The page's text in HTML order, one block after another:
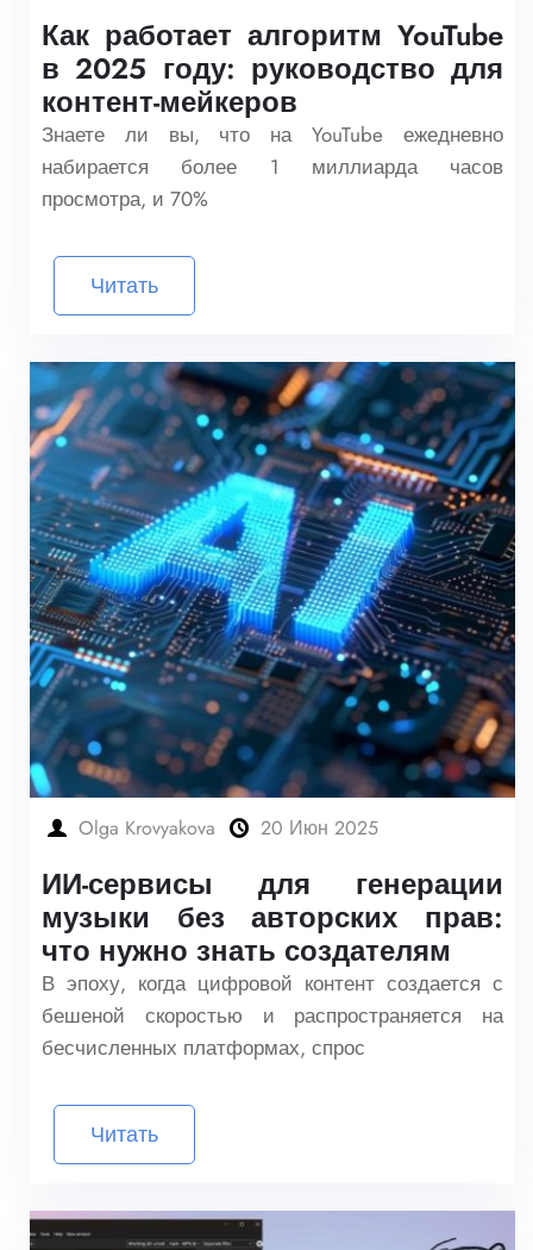
Как работает алгоритм YouTube
в 2025 году: руководство для
контент-мейкеров
Знаете ли вы, что на YouTube ежедневно
набирается более 1 миллиарда часов
просмотра, и 70%
Читать
Olga Krovyakova 20 Июн 2025
ИИ-сервисы для генерации
музыки без авторских прав:
что нужно знать создателям
В эпоху, когда цифровой контент создается с
бешеной скоростью и распространяется на
бесчисленных платформах, спрос
Читать